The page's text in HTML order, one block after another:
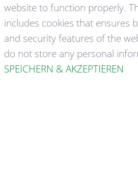
website to function properly.
includes cookies that ensures
and security features of the
do not store any personal
SPEICHERN & AKZEPTIEREN